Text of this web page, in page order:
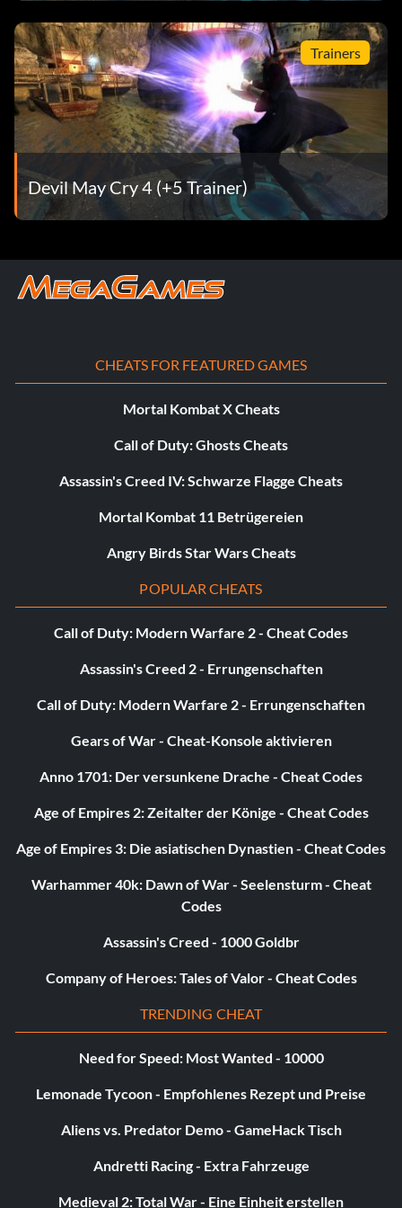
mehr Smokin-Stylish-Punkte sammeln und ihn mit
Leichtigkeit besiegen.
Benutze den folgenden Trick, um als Dante einen Blitz zu
besiegen. Verwende den Stil der Königlichen Garde
mit den Gilgamesh-Handschuhen. Während der Blitz in
seiner gelben "Elektrizität" steckt
wiederholt [Nahkampf] + [Stil] und
schnell. Sie führen einen Schlag aus und heben ihn mit
schnell. Betrachte die [Stil]-Bewegung als Angriff.
Versuche, ständig [Nahkampf] zu benutzen.
Style-Meters mit
schnell heruntergefahren. Sie treffen im Grunde
den Schild und blockt dann den Treffer so schnell, dass
man ihn nicht sehen kann.
Auch hier drückst du einfach gleichzeitig [Nahkampf] +
Schild gesenkt ist, wechseln Sie schnell
Uppercut mit den Gilgamesh-Handschuhen bei
mindestens zweimal. Wenn es die Zeit erlaubt, kannst du
einen Kick 13 und/oder einen Shocking einbauen. Er wird
in seinen übersteuerten "Red Mode". Wechseln Sie
Wenn du es richtig anstellst, solltest du ihn fertig machen
von einem Blitz.
Wenden Sie den folgenden Trick an, um Sanctus in der
Trainers
Devil May Cry 4 (+5 Trainer)
CHEATS FOR FEATURED GAMES
Mortal Kombat X Cheats
Call of Duty: Ghosts Cheats
Assassin's Creed IV: Schwarze Flagge Cheats
Mortal Kombat 11 Betrügereien
Angry Birds Star Wars Cheats
POPULAR CHEATS
Call of Duty: Modern Warfare 2 - Cheat Codes
Assassin's Creed 2 - Errungenschaften
Call of Duty: Modern Warfare 2 - Errungenschaften
Gears of War - Cheat-Konsole aktivieren
Anno 1701: Der versunkene Drache - Cheat Codes
Age of Empires 2: Zeitalter der Könige - Cheat Codes
Age of Empires 3: Die asiatischen Dynastien - Cheat Codes
Warhammer 40k: Dawn of War - Seelensturm - Cheat
Codes
Assassin's Creed - 1000 Goldbr
Company of Heroes: Tales of Valor - Cheat Codes
TRENDING CHEAT
Need for Speed: Most Wanted - 10000
Lemonade Tycoon - Empfohlenes Rezept und Preise
Aliens vs. Predator Demo - GameHack Tisch
Andretti Racing - Extra Fahrzeuge
Medieval 2: Total War - Eine Einheit erstellen